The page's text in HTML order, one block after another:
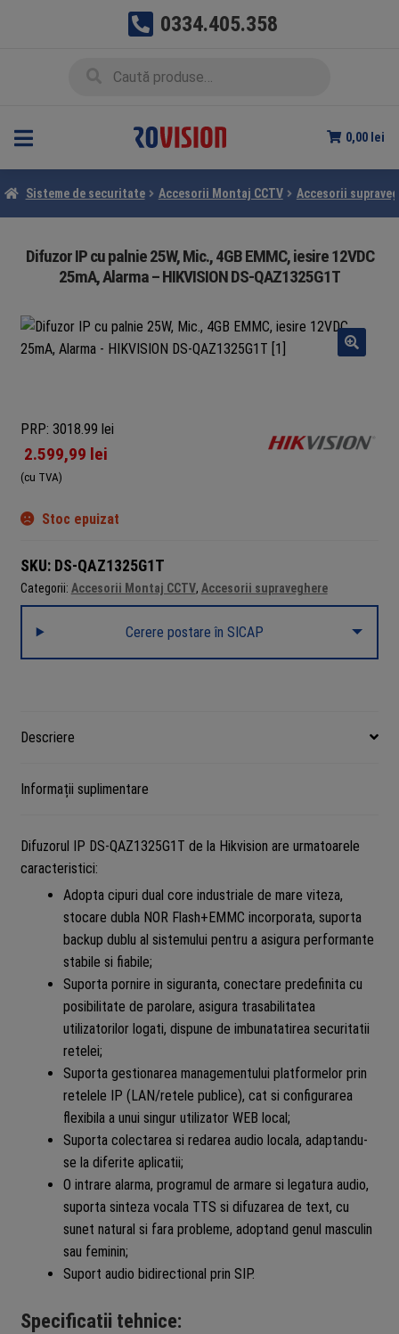
0334.405.358
0,00 lei
Sisteme de securitate Accesorii Montaj CCTV Accesorii
Difuzor IP cu palnie 25W, Mic., 4GB EMMC, iesire 12VDC
25mA, Alarma – HIKVISION DS-QAZ1325G1T
PRP: 3018.99 lei
2.599,99 lei
(cu TVA)
Stoc epuizat
SKU: DS-QAZ1325G1T
Categorii: Accesorii Montaj CCTV, Accesorii supraveghere
Cerere postare în SICAP
Descriere
Informații suplimentare
Difuzorul IP DS-QAZ1325G1T de la Hikvision are urmatoarele
caracteristici:
Adopta cipuri dual core industriale de mare viteza,
stocare dubla NOR Flash+EMMC incorporata, suporta
backup dublu al sistemului pentru a asigura performante
stabile si fiabile;
Suporta pornire in siguranta, conectare predefinita cu
posibilitate de parolare, asigura trasabilitatea
utilizatorilor logati, dispune de imbunatatirea securitatii
retelei;
Suporta gestionarea managementului platformelor prin
retelele IP (LAN/retele publice), cat si configurarea
flexibila a unui singur utilizator WEB local;
Suporta colectarea si redarea audio locala, adaptandu-
se la diferite aplicatii;
O intrare alarma, programul de armare si legatura audio,
suporta sinteza vocala TTS si difuzarea de text, cu
sunet natural si fara probleme, adoptand genul masculin
sau feminin;
Suport audio bidirectional prin SIP.
Specificatii tehnice: